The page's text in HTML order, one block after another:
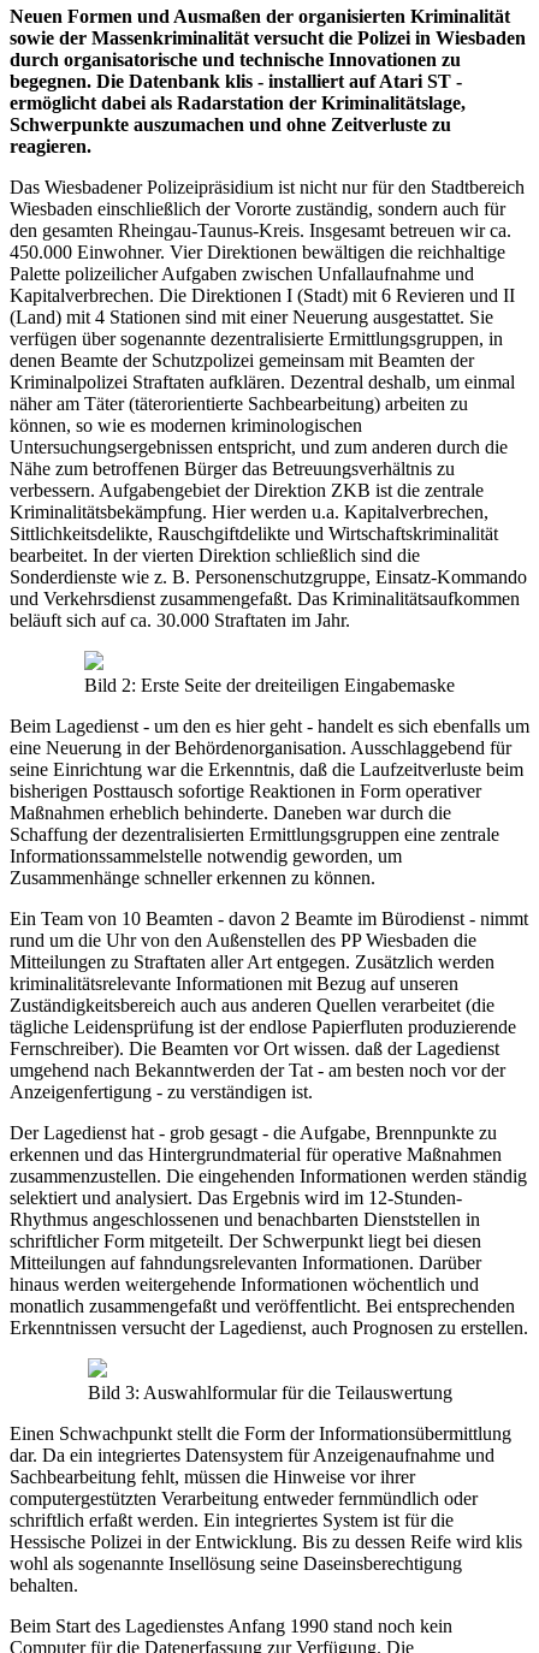
Neuen Formen und Ausmaßen der organisierten Kriminalität
sowie der Massenkriminalität versucht die Polizei in Wiesbaden
durch organisatorische und technische Innovationen zu
begegnen. Die Datenbank klis - installiert auf Atari ST -
ermöglicht dabei als Radarstation der Kriminalitätslage,
Schwerpunkte auszumachen und ohne Zeitverluste zu
reagieren.
Das Wiesbadener Polizeipräsidium ist nicht nur für den Stadtbereich
Wiesbaden einschließlich der Vororte zuständig, sondern auch für
den gesamten Rheingau-Taunus-Kreis. Insgesamt betreuen wir ca.
450.000 Einwohner. Vier Direktionen bewältigen die reichhaltige
Palette polizeilicher Aufgaben zwischen Unfallaufnahme und
Kapitalverbrechen. Die Direktionen I (Stadt) mit 6 Revieren und II
(Land) mit 4 Stationen sind mit einer Neuerung ausgestattet. Sie
verfügen über sogenannte dezentralisierte Ermittlungsgruppen, in
denen Beamte der Schutzpolizei gemeinsam mit Beamten der
Kriminalpolizei Straftaten aufklären. Dezentral deshalb, um einmal
näher am Täter (täterorientierte Sachbearbeitung) arbeiten zu
können, so wie es modernen kriminologischen
Untersuchungsergebnissen entspricht, und zum anderen durch die
Nähe zum betroffenen Bürger das Betreuungsverhältnis zu
verbessern. Aufgabengebiet der Direktion ZKB ist die zentrale
Kriminalitätsbekämpfung. Hier werden u.a. Kapitalverbrechen,
Sittlichkeitsdelikte, Rauschgiftdelikte und Wirtschaftskriminalität
bearbeitet. In der vierten Direktion schließlich sind die
Sonderdienste wie z. B. Personenschutzgruppe, Einsatz-Kommando
und Verkehrsdienst zusammengefaßt. Das Kriminalitätsaufkommen
beläuft sich auf ca. 30.000 Straftaten im Jahr.
Bild 2: Erste Seite der dreiteiligen Eingabemaske
Beim Lagedienst - um den es hier geht - handelt es sich ebenfalls um
eine Neuerung in der Behördenorganisation. Ausschlaggebend für
seine Einrichtung war die Erkenntnis, daß die Laufzeitverluste beim
bisherigen Posttausch sofortige Reaktionen in Form operativer
Maßnahmen erheblich behinderte. Daneben war durch die
Schaffung der dezentralisierten Ermittlungsgruppen eine zentrale
Informationssammelstelle notwendig geworden, um
Zusammenhänge schneller erkennen zu können.
Ein Team von 10 Beamten - davon 2 Beamte im Bürodienst - nimmt
rund um die Uhr von den Außenstellen des PP Wiesbaden die
Mitteilungen zu Straftaten aller Art entgegen. Zusätzlich werden
kriminalitätsrelevante Informationen mit Bezug auf unseren
Zuständigkeitsbereich auch aus anderen Quellen verarbeitet (die
tägliche Leidensprüfung ist der endlose Papierfluten produzierende
Fernschreiber). Die Beamten vor Ort wissen. daß der Lagedienst
umgehend nach Bekanntwerden der Tat - am besten noch vor der
Anzeigenfertigung - zu verständigen ist.
Der Lagedienst hat - grob gesagt - die Aufgabe, Brennpunkte zu
erkennen und das Hintergrundmaterial für operative Maßnahmen
zusammenzustellen. Die eingehenden Informationen werden ständig
selektiert und analysiert. Das Ergebnis wird im 12-Stunden-
Rhythmus angeschlossenen und benachbarten Dienststellen in
schriftlicher Form mitgeteilt. Der Schwerpunkt liegt bei diesen
Mitteilungen auf fahndungsrelevanten Informationen. Darüber
hinaus werden weitergehende Informationen wöchentlich und
monatlich zusammengefaßt und veröffentlicht. Bei entsprechenden
Erkenntnissen versucht der Lagedienst, auch Prognosen zu erstellen.
Bild 3: Auswahlformular für die Teilauswertung
Einen Schwachpunkt stellt die Form der Informationsübermittlung
dar. Da ein integriertes Datensystem für Anzeigenaufnahme und
Sachbearbeitung fehlt, müssen die Hinweise vor ihrer
computergestützten Verarbeitung entweder fernmündlich oder
schriftlich erfaßt werden. Ein integriertes System ist für die
Hessische Polizei in der Entwicklung. Bis zu dessen Reife wird klis
wohl als sogenannte Insellösung seine Daseinsberechtigung
behalten.
Beim Start des Lagedienstes Anfang 1990 stand noch kein
Computer für die Datenerfassung zur Verfügung. Die